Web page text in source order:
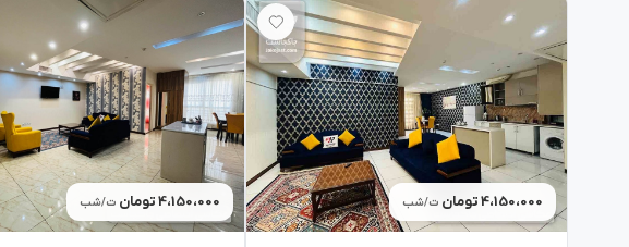
4،150،000 تومان ت/شب 4،150،000 تومان ت/شب